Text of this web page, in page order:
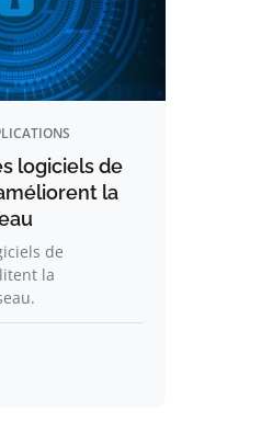
logiciels de
la
de
la